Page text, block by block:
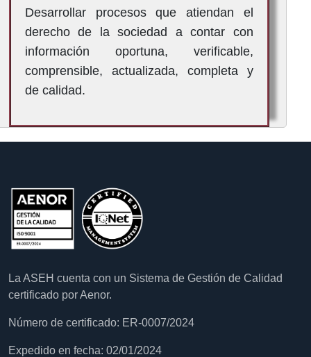
Desarrollar procesos que atiendan el
derecho de la sociedad a contar con
información oportuna, verificable,
comprensible, actualizada, completa y
de calidad.
La ASEH cuenta con un Sistema de Gestión de Calidad
certificado por Aenor.
Número de certificado: ER-0007/2024
Expedido en fecha: 02/01/2024